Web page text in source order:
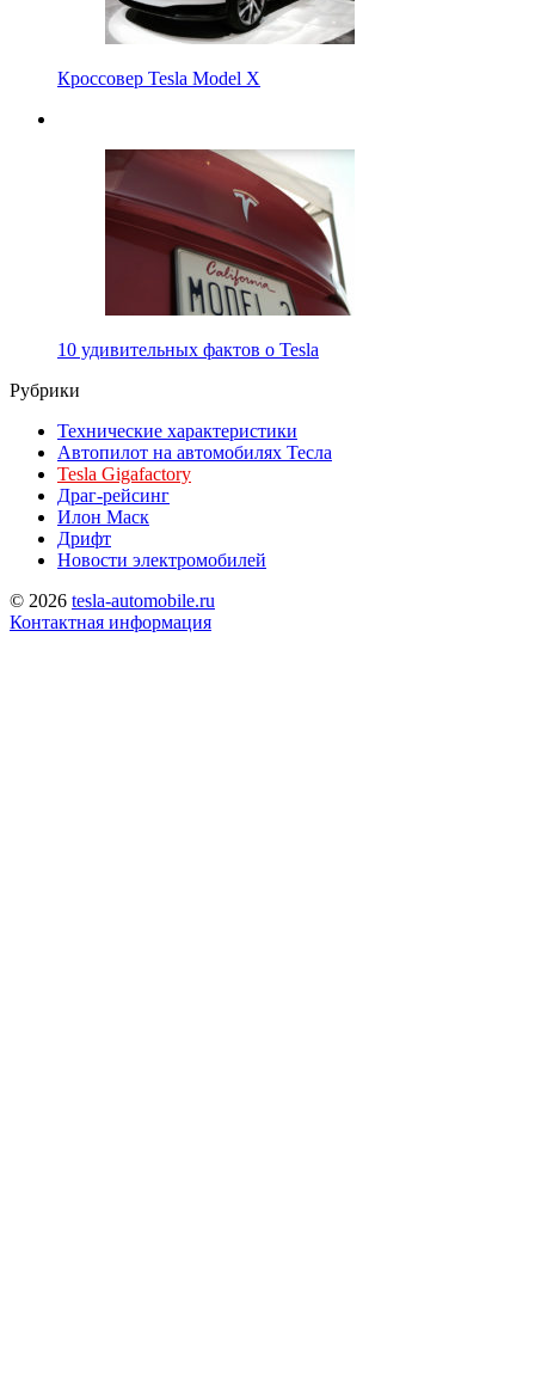
Кроссовер Tesla Model X
10 удивительных фактов о Tesla
Рубрики
Технические характеристики
Автопилот на автомобилях Тесла
Tesla Gigafactory
Драг-рейсинг
Илон Маск
Дрифт
Новости электромобилей
© 2026 tesla-automobile.ru
Контактная информация